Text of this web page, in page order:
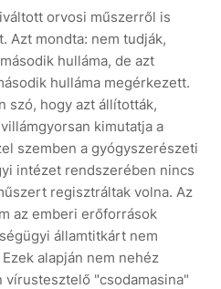
orvosi műszerről is
Azt mondta: nem tudják,
hulláma, de azt
hulláma megérkezett.
szó, hogy azt állították,
kimutatja a
szemben a gyógyszerészeti
intézet rendszerében nincs
regisztráltak volna. Az
az emberi erőforrások
államtitkárt nem
alapján nem nehéz
"csodamasina"